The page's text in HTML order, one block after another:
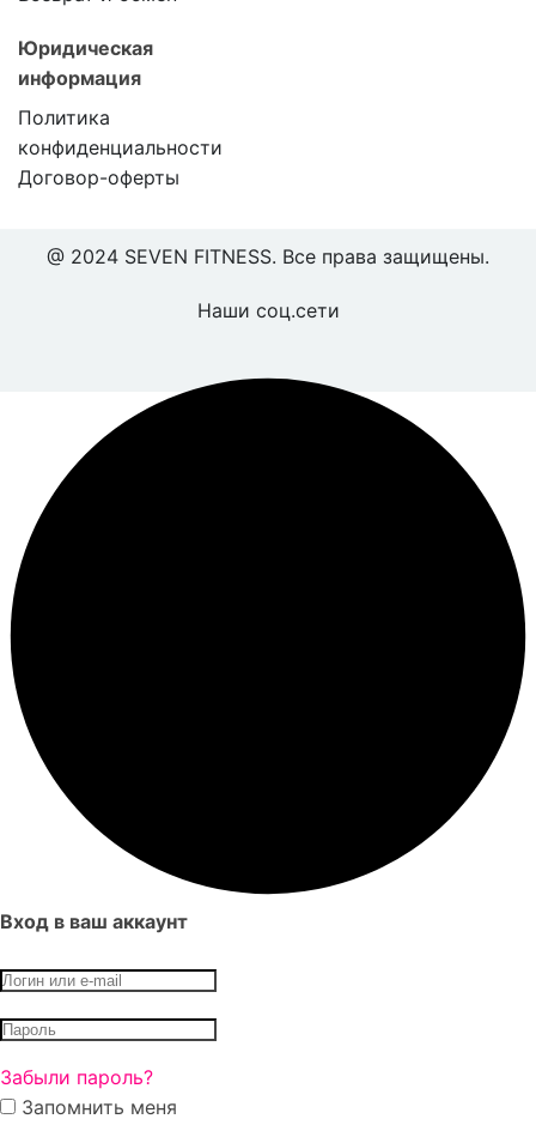
Юридическая
информация
Политика
конфиденциальности
Договор-оферты
@ 2024 SEVEN FITNESS. Все права защищены.
Наши соц.сети
Вход в ваш аккаунт
Забыли пароль?
Запомнить меня